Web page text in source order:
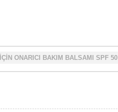
ONARICI BAKIM BALSAMI SPF 50